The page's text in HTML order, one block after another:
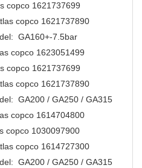
copco 1621737699
copco 1621737890
GA160+-7.5bar
copco 1623051499
copco 1621737699
copco 1621737890
GA200 / GA250 / GA315
copco 1614704800
copco 1030097900
copco 1614727300
GA200 / GA250 / GA315